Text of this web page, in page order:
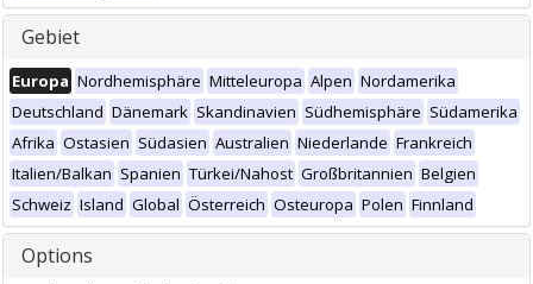
Gebiet
Europa Nordhemisphäre Mitteleuropa Alpen Nordamerika
Deutschland Dänemark Skandinavien Südhemisphäre Südamerika
Afrika Ostasien Südasien Australien Niederlande Frankreich
Italien/Balkan Spanien Türkei/Nahost Großbritannien Belgien
Schweiz Island Global Österreich Osteuropa Polen Finnland
Options